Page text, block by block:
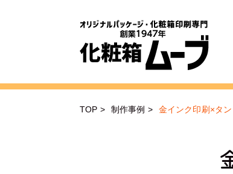
TOP > 制作事例 > 金インク印刷×タ